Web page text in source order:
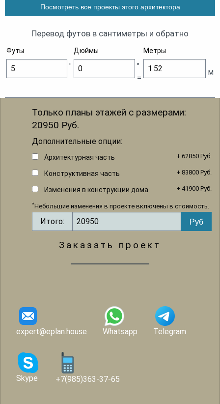
Посмотреть все проекты этого архитектора
Перевод футов в сантиметры и обратно
Футы Дюймы Метры
'
"
=
м
Только планы этажей с размерами:
20950 Руб.
Дополнительные опции:
Архитектурная часть + 62850 Руб.
Конструктивная часть + 83800 Руб.
Изменения в конструкции дома + 41900 Руб.
*Небольшие изменения в проекте включены в стоимость.
Итого:
Заказать проект
expert@eplan.house Whatsapp Telegram
Skype +7(985)363-37-65